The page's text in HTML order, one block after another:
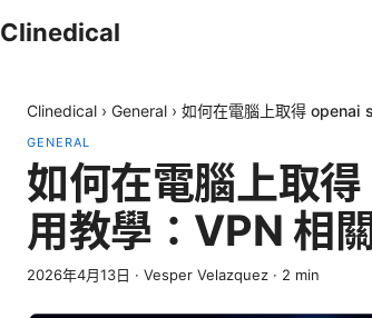
Clinedical
Clinedical › General › 如何在電腦上取得 openai
GENERAL
如何在電腦上取
用教學：VPN 相
2026年4月13日 · Vesper Velazquez · 2 min